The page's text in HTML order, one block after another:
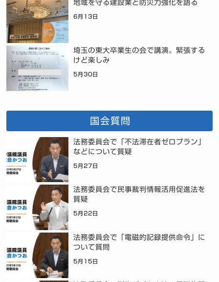
地域を守る建設業と防災力強化を語る
6月13日
埼玉の東大卒業生の会で講演。緊張する
けど楽しみ
5月30日
国会質問
法務委員会で「不法滞在者ゼロプラン」
などについて質疑
5月27日
法務委員会で民事裁判情報活用促進法を
質疑
5月22日
法務委員会で「電磁的記録提供命令」に
ついて質問
5月15日